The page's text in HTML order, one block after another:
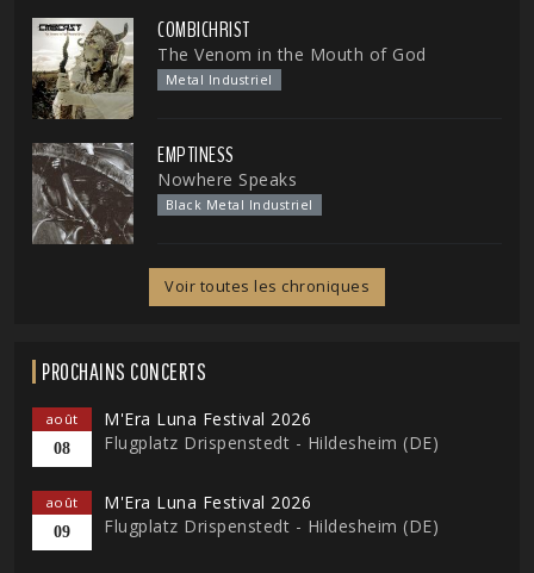
COMBICHRIST
The Venom in the Mouth of God
Metal Industriel
EMPTINESS
Nowhere Speaks
Black Metal Industriel
Voir toutes les chroniques
PROCHAINS CONCERTS
août
08
M'Era Luna Festival 2026
Flugplatz Drispenstedt - Hildesheim (DE)
août
09
M'Era Luna Festival 2026
Flugplatz Drispenstedt - Hildesheim (DE)